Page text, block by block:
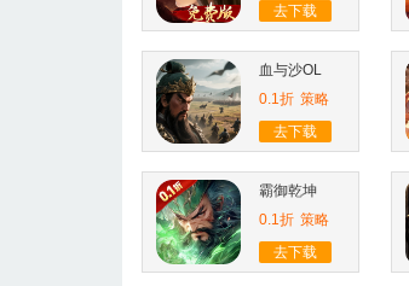
去下载
血与沙OL
0.1折 策略
去下载
霸御乾坤
0.1折 策略
去下载